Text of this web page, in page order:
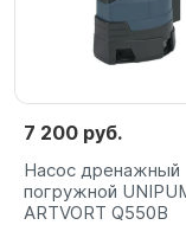
7 200 руб.
Насос дренажный
погружной
ARTVORT Q550B